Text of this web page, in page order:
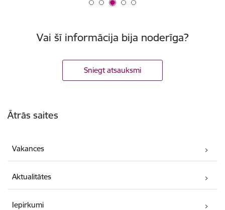
Vai šī informācija bija noderīga?
Sniegt atsauksmi
Ātrās saites
Vakances
Aktualitātes
Iepirkumi